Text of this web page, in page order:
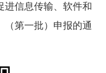
进信息传输、软件和
（第一批）申报的通